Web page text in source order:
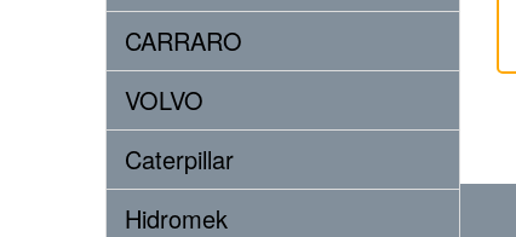
CARRARO
VOLVO
Caterpillar
Hidromek